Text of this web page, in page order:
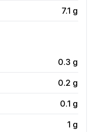
7.1 g
0.3 g
0.2 g
0.1 g
1 g